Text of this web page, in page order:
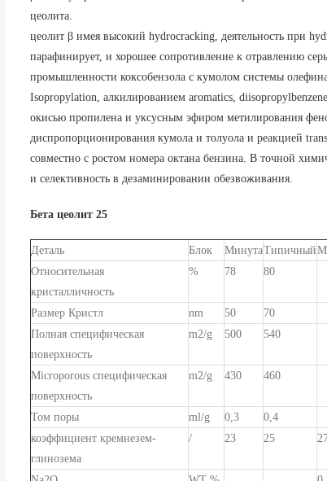
цеолита.
цеолит β имея высокий hydrocracking, деятельность при
парафинирует, и хорошее сопротивление к отравлению
промышленности коксобензола с кумолом системы
Isopropylation, алкилированием aromatics,
окисью пропилена и уксусным эфиром метилирования
диспропорционирования кумола и толуола и реакцией
совместно с ростом номера октана бензина. В точной
и селективность в дезаминировании обезвоживания.
Бета цеолит 25
Деталь Блок МинутаТипичный
Относительная
кристалличность
% 78 80
Размер Кристл nm 50
70
Полная специфическая
поверхность
m2/g 500 540
Microporous специфическая
поверхность
m2/g 430 460
Том поры ml/g 0,3 0,4
коэффициент кремнезем-
глинозема
/ 23 25